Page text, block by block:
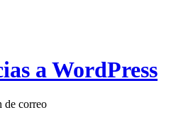
a WordPress
de correo